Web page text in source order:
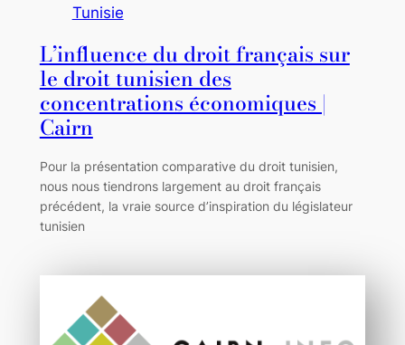
Tunisie
L’influence du droit français sur
le droit tunisien des
concentrations économiques |
Cairn
Pour la présentation comparative du droit tunisien,
nous nous tiendrons largement au droit français
précédent, la vraie source d’inspiration du législateur
tunisien